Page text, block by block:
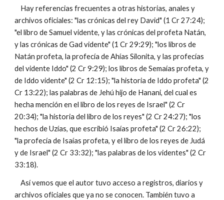
Hay referencias frecuentes a otras historias, anales y
archivos oficiales: "las crónicas del rey David" (1 Cr 27:24);
"el libro de Samuel vidente, y las crónicas del profeta Natán,
y las crónicas de Gad vidente" (1 Cr 29:29); "los libros de
Natán profeta, la profecía de Ahías Silonita, y las profecías
del vidente Iddo" (2 Cr 9:29); los libros de Semaías profeta, y
de Iddo vidente" (2 Cr 12:15); "la historia de Iddo profeta" (2
Cr 13:22); las palabras de Jehú hijo de Hanani, del cual es
hecha mención en el libro de los reyes de Israel" (2 Cr
20:34); "la historia del libro de los reyes" (2 Cr 24:27); "los
hechos de Uzías, que escribió Isaías profeta" (2 Cr 26:22);
"la profecía de Isaías profeta, y el libro de los reyes de Judá
y de Israel" (2 Cr 33:32); "las palabras de los videntes" (2 Cr
33:18).
Así vemos que el autor tuvo acceso a registros, diarios y
archivos oficiales que ya no se conocen. También tuvo a